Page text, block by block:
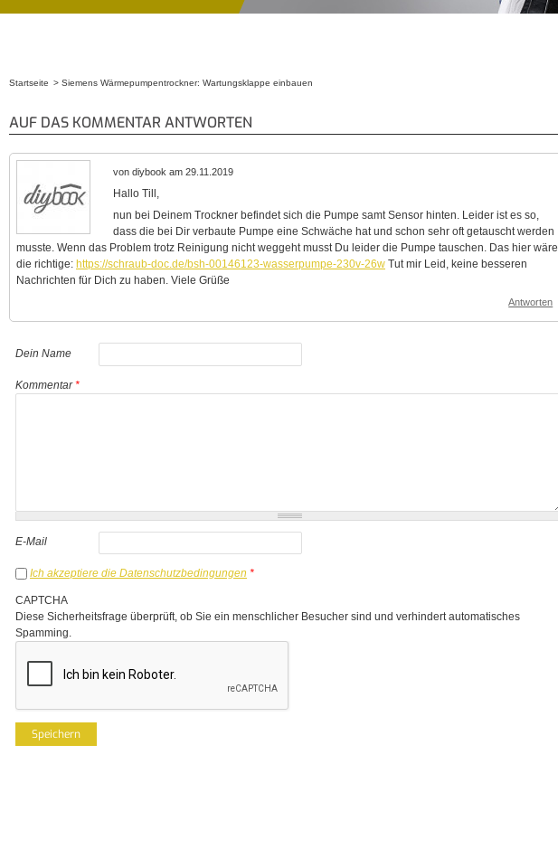
Startseite Siemens Wärmepumpentrockner: Wartungsklappe einbauen
AUF DAS KOMMENTAR ANTWORTEN
von diybook am 29.11.2019
Hallo Till,
nun bei Deinem Trockner befindet sich die Pumpe samt Sensor hinten. Leider ist es so,
dass die bei Dir verbaute Pumpe eine Schwäche hat und schon sehr oft getauscht werden
musste. Wenn das Problem trotz Reinigung nicht weggeht musst Du leider die Pumpe tauschen. Das hier wäre
die richtige: https://schraub-doc.de/bsh-00146123-wasserpumpe-230v-26w Tut mir Leid, keine besseren
Nachrichten für Dich zu haben. Viele Grüße
Antworten
Dein Name
Kommentar*
E-Mail
Ich akzeptiere die Datenschutzbedingungen *
CAPTCHA
Diese Sicherheitsfrage überprüft, ob Sie ein menschlicher Besucher sind und verhindert automatisches
Spamming.